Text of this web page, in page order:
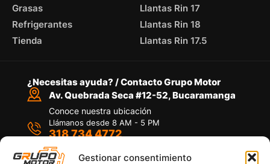
Gestionar consentimiento
Grasas
Refrigerantes
Tienda
Llantas Rin 17
Llantas Rin 18
Llantas Rin 17.5
¿Necesitas ayuda? / Contacto Grupo Motor
Av. Quebrada Seca #12-52, Bucaramanga
Conoce nuestra ubicación
Llámanos desde 8 AM - 5 PM
318 734 4772
Por medio de WhatsApp